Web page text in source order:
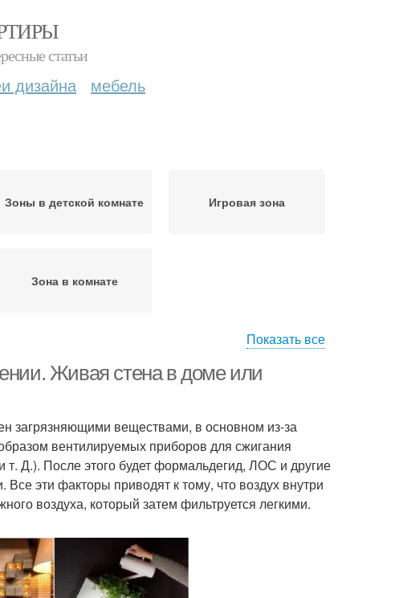
статьи
дизайна мебель
Зоны в детской комнате Игровая зона
Зона в комнате
Показать все
Живая стена в доме или
загрязняющими веществами, в основном из-за
вентилируемых приборов для сжигания
Д.). После этого будет формальдегид, ЛОС и другие
эти факторы приводят к тому, что воздух внутри
воздуха, который затем фильтруется легкими.